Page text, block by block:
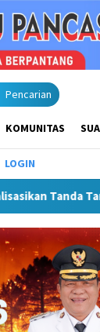
Pencarian
KOMUNITAS
LOGIN
Elektronik